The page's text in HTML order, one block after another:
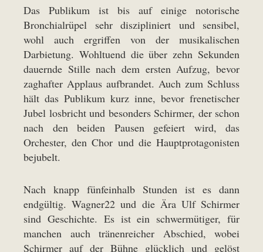
Das Publikum ist bis auf einige notorische
Bronchialrüpel sehr diszipliniert und sensibel,
wohl auch ergriffen von der musikalischen
Darbietung. Wohltuend die über zehn Sekunden
dauernde Stille nach dem ersten Aufzug, bevor
zaghafter Applaus aufbrandet. Auch zum Schluss
hält das Publikum kurz inne, bevor frenetischer
Jubel losbricht und besonders Schirmer, der schon
nach den beiden Pausen gefeiert wird, das
Orchester, den Chor und die Hauptprotagonisten
bejubelt.
Nach knapp fünfeinhalb Stunden ist es dann
endgültig. Wagner22 und die Ära Ulf Schirmer
sind Geschichte. Es ist ein schwermütiger, für
manchen auch tränenreicher Abschied, wobei
Schirmer auf der Bühne glücklich und gelöst